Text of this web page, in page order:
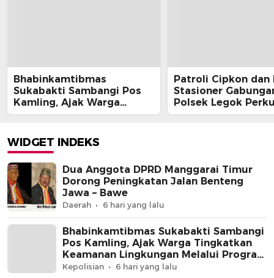
Bhabinkamtibmas
Sukabakti Sambangi Pos
Kamling, Ajak Warga
Tingkatkan Keamanan
Program Jaga Jakarta+
Patroli Cipkon dan
Stasioner
Polsek Legok
Keamanan Wilayah
WIDGET INDEKS
Dua Anggota DPRD Manggarai Timur
Dorong Peningkatan Jalan Benteng
Jawa – Bawe
Daerah 6 hari yang lalu
Bhabinkamtibmas Sukabakti Sambangi
Pos Kamling, Ajak Warga Tingkatkan
Keamanan Lingkungan Melalui Program
Jaga Jakarta+
Kepolisian 6 hari yang lalu